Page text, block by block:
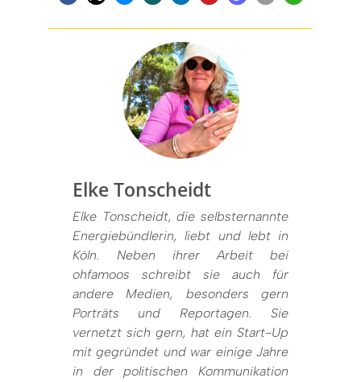
Elke Tonscheidt
Elke Tonscheidt, die selbsternannte
Energiebündlerin, liebt und lebt in
Köln. Neben ihrer Arbeit bei
ohfamoos schreibt sie auch für
andere Medien, besonders gern
Porträts und Reportagen. Sie
vernetzt sich gern, hat ein Start-Up
mit gegründet und war einige Jahre
in der politischen Kommunikation